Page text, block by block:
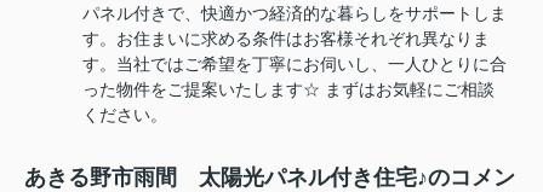
パネル付きで、快適かつ経済的な暮らしをサポートしま
す。お住まいに求める条件はお客様それぞれ異なりま
す。当社ではご希望を丁寧にお伺いし、一人ひとりに合
った物件をご提案いたします☆ まずはお気軽にご相談
ください。
あきる野市雨間 太陽光パネル付き住宅♪のコメン